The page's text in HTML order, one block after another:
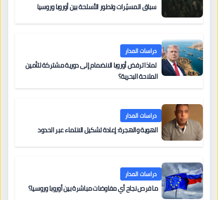
سباق المسيّرات وتطور الأسلحة بين أوروبا وروسيا
دراسات المدار
لماذا ترفض أوروبا الانضمام إلى دورية مشتركة لتأمين
الملاحة البحرية؟
دراسات المدار
الهوية والهجرة: إعادة تشكيل الانتماء عبر الحدود
دراسات المدار
ما فرص نجاح أي مفاوضات مباشرة بين أوروبا وروسيا؟